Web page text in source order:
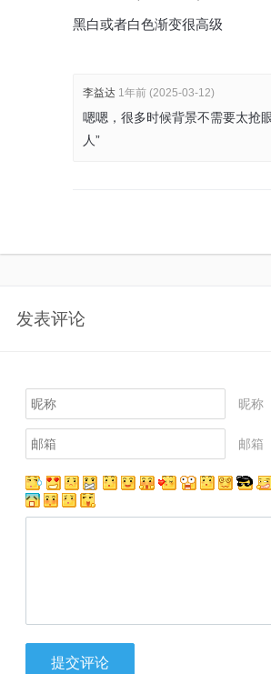
黑白或者白色渐变很高级
李益达 1年前 (2025-03-12)
嗯嗯，很多时候背景不需要太抢
人”
发表评论
昵称
邮箱